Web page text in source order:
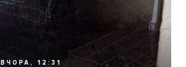
ВЧОРА, 12:31